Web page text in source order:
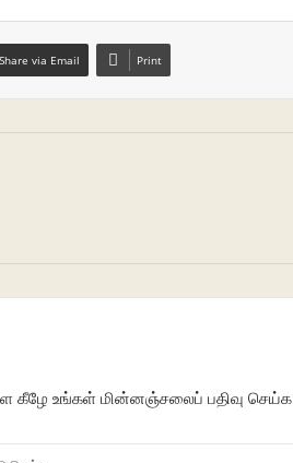
Share via Email Print
கீழே உங்கள் மின்னஞ்சலைப் பதிவு செய்க